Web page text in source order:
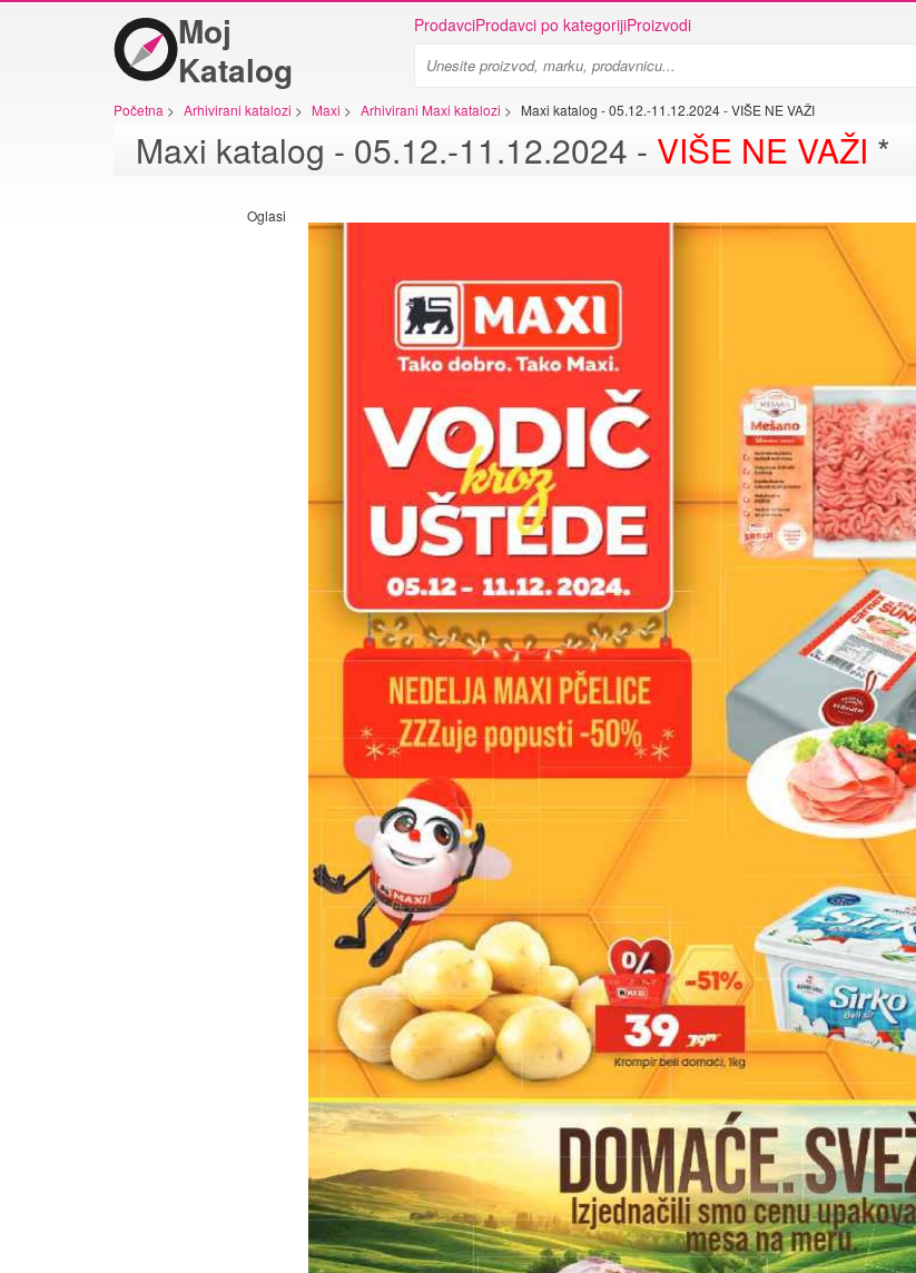
Moj
Katalog
ProdavciProdavci po kategorijiProizvodi
Početna > Arhivirani katalozi > Maxi > Arhivirani Maxi katalozi > Maxi katalog - 05.12.-11.12.2024 - VIŠE NE VAŽI
Maxi katalog - 05.12.-11.12.2024 - VIŠE NE VAŽI *
Oglasi